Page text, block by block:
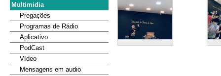
Multimidia
Pregações
Programas de Rádio
Aplicativo
PodCast
Vídeo
Mensagens em audio